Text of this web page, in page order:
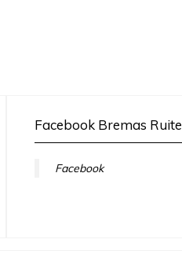
Facebook Bremas
Facebook